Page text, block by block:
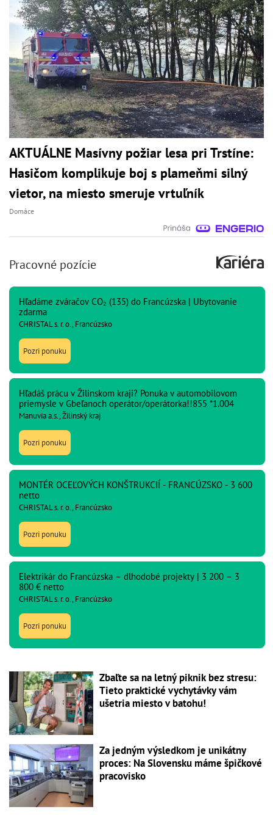
AKTUÁLNE Masívny požiar lesa pri Trstíne:
Hasičom komplikuje boj s plameňmi silný
vietor, na miesto smeruje vrtuľník
Domáce
Pracovné pozície
Hľadáme zváračov CO₂ (135) do Francúzska | Ubytovanie
zdarma
CHRISTAL s. r. o., Francúzsko
Pozri ponuku
Hľadáš prácu v Žilinskom kraji? Ponuka v automobilovom
priemysle v Gbeľanoch operátor/operátorka!!855 *1.004
Manuvia a.s., Žilinský kraj
Pozri ponuku
MONTÉR OCEĽOVÝCH KONŠTRUKCIÍ - FRANCÚZSKO - 3 600
netto
CHRISTAL s. r. o., Francúzsko
Pozri ponuku
Elektrikár do Francúzska – dlhodobé projekty | 3 200 – 3
800 € netto
CHRISTAL s. r. o., Francúzsko
Pozri ponuku
Zbaľte sa na letný piknik bez stresu:
Tieto praktické vychytávky vám
ušetria miesto v batohu!
Za jedným výsledkom je unikátny
proces: Na Slovensku máme špičkové
pracovisko